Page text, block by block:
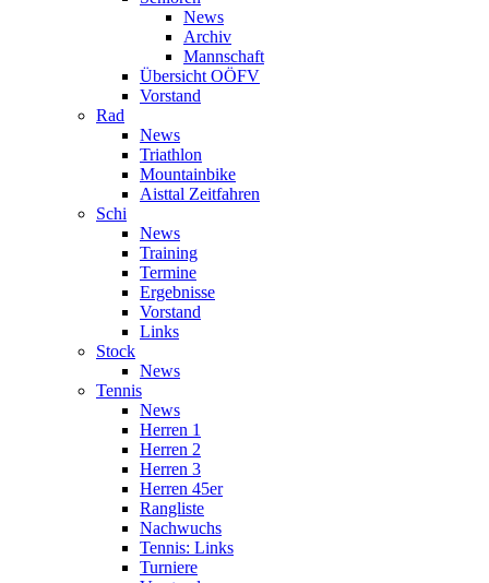
News
Archiv
Mannschaft
Übersicht OÖFV
Vorstand
Rad
News
Triathlon
Mountainbike
Aisttal Zeitfahren
Schi
News
Training
Termine
Ergebnisse
Vorstand
Links
Stock
News
Tennis
News
Herren 1
Herren 2
Herren 3
Herren 45er
Rangliste
Nachwuchs
Tennis: Links
Turniere